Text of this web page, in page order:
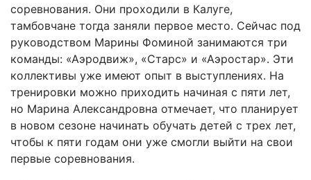
соревнования. Они проходили в Калуге,
тамбовчане тогда заняли первое место. Сейчас под
руководством Марины Фоминой занимаются три
команды: «Аэродвиж», «Старс» и «Аэростар». Эти
коллективы уже имеют опыт в выступлениях. На
тренировки можно приходить начиная с пяти лет,
но Марина Александровна отмечает, что планирует
в новом сезоне начинать обучать детей с трех лет,
чтобы к пяти годам они уже смогли выйти на свои
первые соревнования.